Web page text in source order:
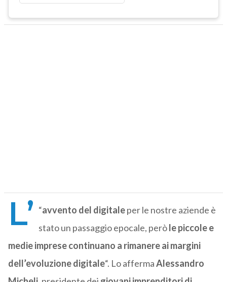
“
L’ avvento del digitaleper le nostre aziende è
stato un passaggio epocale, peròle piccole e
medie imprese continuano a rimanere ai margini
dell’evoluzione digitale“. Lo affermaAlessandro